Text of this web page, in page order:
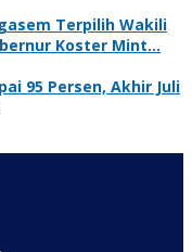
Terpilih Wakili
Koster Mint…
95 Persen, Akhir Juli